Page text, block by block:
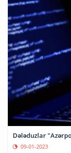
Dələduzlar
09-01-2023